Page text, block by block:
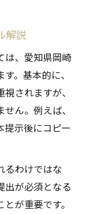
解説
は、愛知県岡崎
。基本的に、
されますが、
ん。例えば、
提示後にコピー
るわけではな
出が必須となる
が重要です。